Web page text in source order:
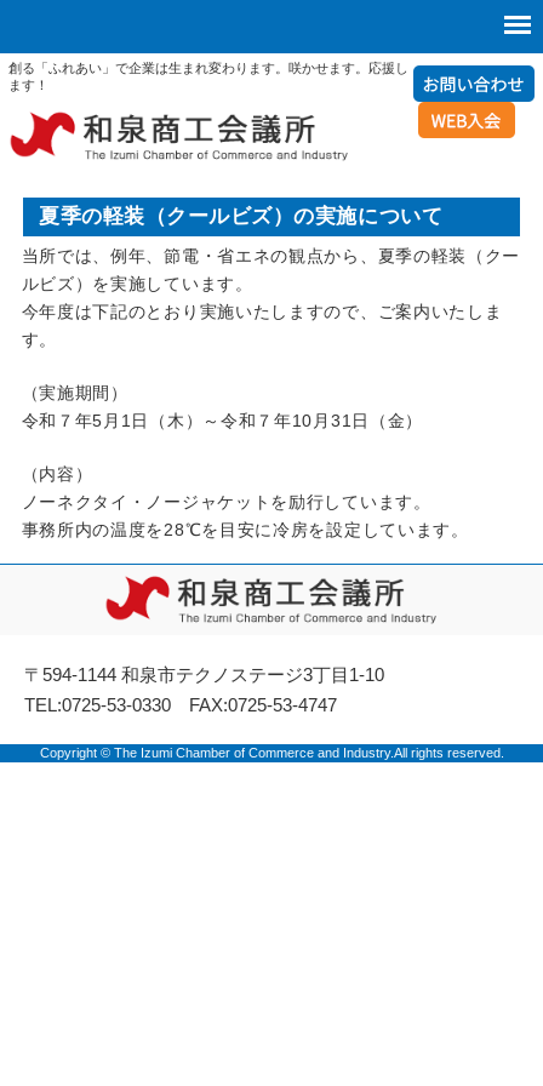
創る「ふれあい」で企業は生まれ変わります。咲かせます。応援し
ます！
夏季の軽装（クールビズ）の実施について
当所では、例年、節電・省エネの観点から、夏季の軽装（クー
ルビズ）を実施しています。
今年度は下記のとおり実施いたしますので、ご案内いたしま
す。
（実施期間）
令和７年5月1日（木）～令和７年10月31日（金）
（内容）
ノーネクタイ・ノージャケットを励行しています。
事務所内の温度を28℃を目安に冷房を設定しています。
〒594-1144 和泉市テクノステージ3丁目1-10
TEL:0725-53-0330 FAX:0725-53-4747
Copyright © The Izumi Chamber of Commerce and Industry.All rights reserved.